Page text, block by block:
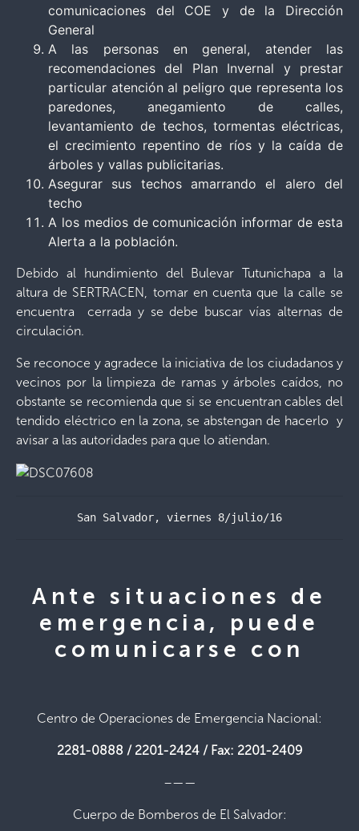
comunicaciones del COE y de la Dirección
General
A las personas en general, atender las
recomendaciones del Plan Invernal y prestar
particular atención al peligro que representa los
paredones, anegamiento de calles,
levantamiento de techos, tormentas eléctricas,
el crecimiento repentino de ríos y la caída de
árboles y vallas publicitarias.
Asegurar sus techos amarrando el alero del
techo
A los medios de comunicación informar de esta
Alerta a la población.
Debido al hundimiento del Bulevar Tutunichapa a la
altura de SERTRACEN, tomar en cuenta que la calle se
encuentra cerrada y se debe buscar vías alternas de
circulación.
Se reconoce y agradece la iniciativa de los ciudadanos y
vecinos por la limpieza de ramas y árboles caídos, no
obstante se recomienda que si se encuentran cables del
tendido eléctrico en la zona, se abstengan de hacerlo y
avisar a las autoridades para que lo atiendan.
San Salvador, viernes 8/julio/16
Ante situaciones de
emergencia, puede
comunicarse con
Centro de Operaciones de Emergencia Nacional:
2281-0888 / 2201-2424 / Fax: 2201-2409
–——
Cuerpo de Bomberos de El Salvador: